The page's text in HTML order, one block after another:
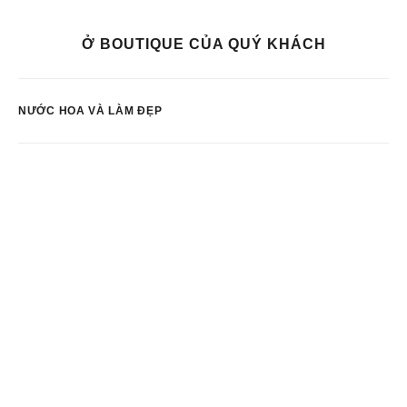
Ở BOUTIQUE CỦA QUÝ KHÁCH
NƯỚC HOA VÀ LÀM ĐẸP